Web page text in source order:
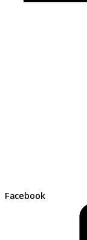
Facebook